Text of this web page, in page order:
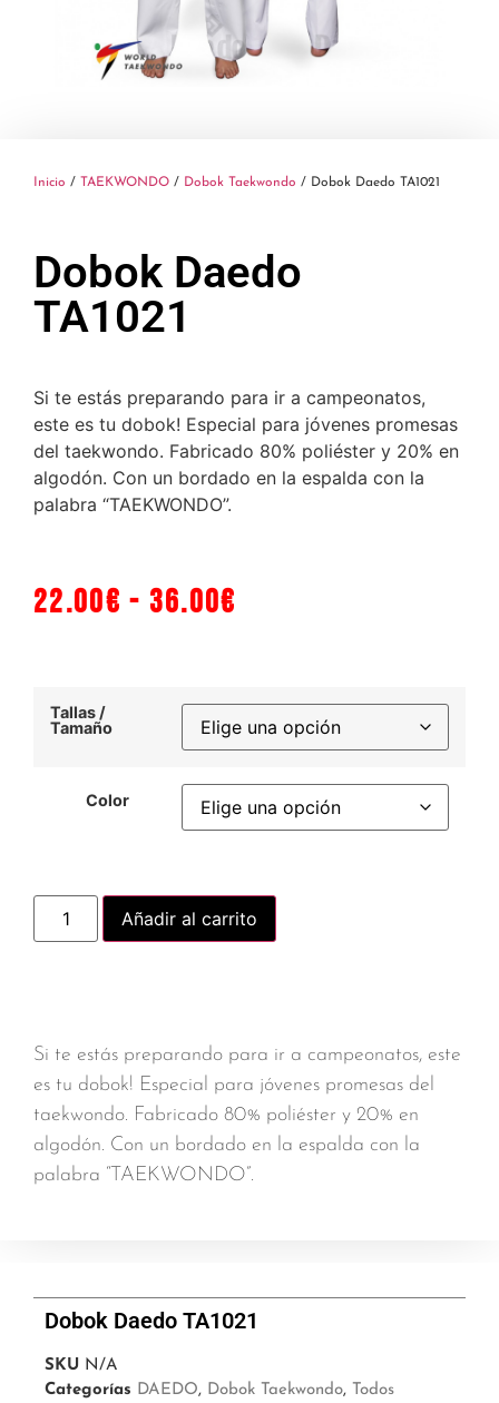
Inicio / TAEKWONDO / Dobok Taekwondo / Dobok Daedo TA1021
Dobok Daedo
TA1021
Si te estás preparando para ir a campeonatos,
este es tu dobok! Especial para jóvenes promesas
del taekwondo. Fabricado 80% poliéster y 20% en
algodón. Con un bordado en la espalda con la
palabra “TAEKWONDO”.
22.00€ - 36.00€
Tallas /
Tamaño
Color
Añadir al carrito
Si te estás preparando para ir a campeonatos, este
es tu dobok! Especial para jóvenes promesas del
taekwondo. Fabricado 80% poliéster y 20% en
algodón. Con un bordado en la espalda con la
palabra “TAEKWONDO”.
Dobok Daedo TA1021
SKU N/A
Categorías DAEDO, Dobok Taekwondo, Todos